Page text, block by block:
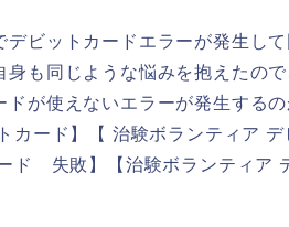
デビットカードエラーが発生し
身も同じような悩みを抱えたの
ドが使えないエラーが発生する
カード】【 治験ボランティア
ド 失敗】【治験ボランティア